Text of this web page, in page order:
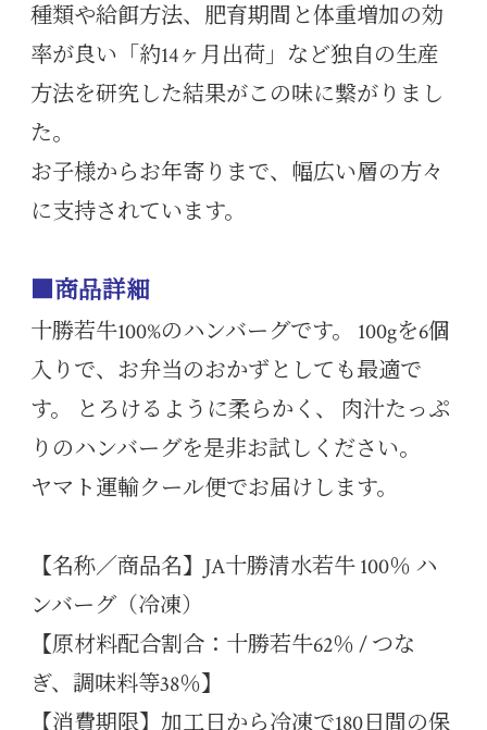
種類や給餌方法、肥育期間と体重増加の効
率が良い「約14ヶ月出荷」など独自の生産
方法を研究した結果がこの味に繋がりまし
た。
お子様からお年寄りまで、幅広い層の方々
に支持されています。
■商品詳細
十勝若牛100%のハンバーグです。 100gを6個
入りで、お弁当のおかずとしても最適で
す。 とろけるように柔らかく、 肉汁たっぷ
りのハンバーグを是非お試しください。
ヤマト運輸クール便でお届けします。
【名称／商品名】JA十勝清水若牛 100％ ハ
ンバーグ（冷凍）
【原材料配合割合：十勝若牛62％ / つな
ぎ、調味料等38％】
【消費期限】加工日から冷凍で180日間の保